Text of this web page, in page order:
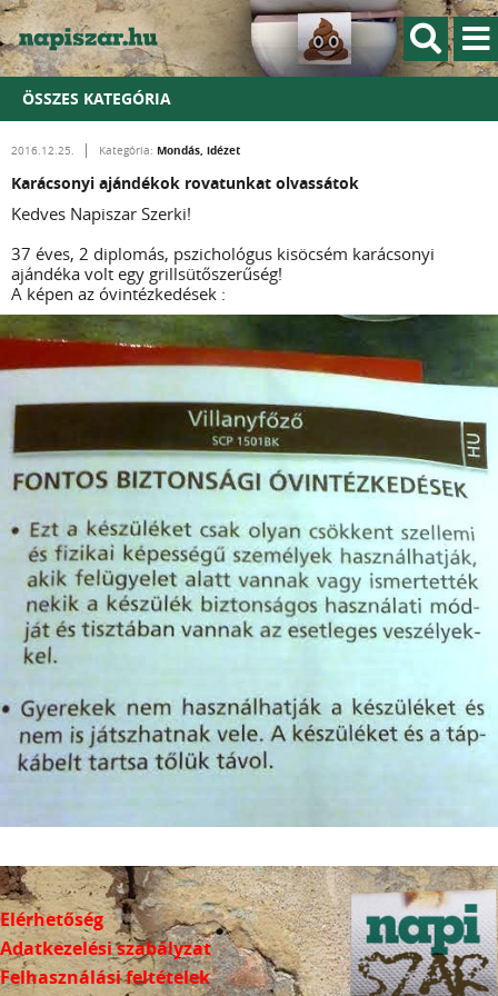
ÖSSZES KATEGÓRIA
2016.12.25. Kategória: Mondás, idézet
Karácsonyi ajándékok rovatunkat olvassátok
Kedves Napiszar Szerki!
37 éves, 2 diplomás, pszichológus kisöcsém karácsonyi
ajándéka volt egy grillsütőszerűség!
A képen az óvintézkedések :
Elérhetőség
Adatkezelési szabályzat
Felhasználási feltételek